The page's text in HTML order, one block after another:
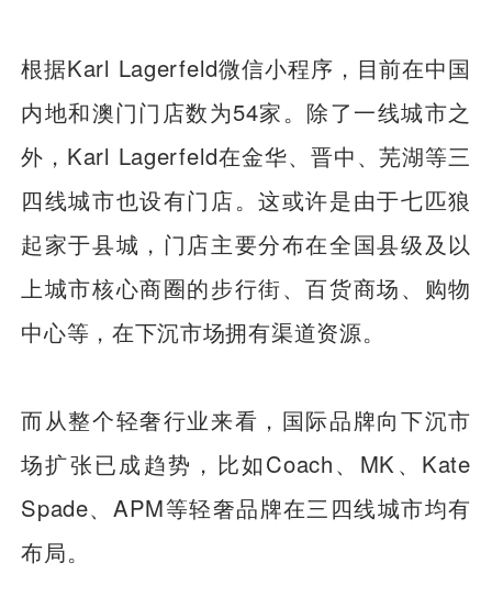
根据Karl Lagerfeld微信小程序，目前在中国
内地和澳门门店数为54家。除了一线城市之
外，Karl Lagerfeld在金华、晋中、芜湖等三
四线城市也设有门店。这或许是由于七匹狼
起家于县城，门店主要分布在全国县级及以
上城市核心商圈的步行街、百货商场、购物
中心等，在下沉市场拥有渠道资源。
而从整个轻奢行业来看，国际品牌向下沉市
场扩张已成趋势，比如Coach、MK、Kate
Spade、APM等轻奢品牌在三四线城市均有
布局。